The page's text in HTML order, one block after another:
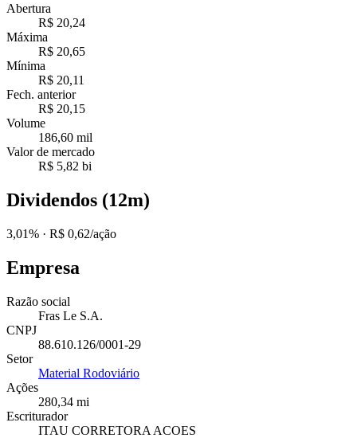
Abertura
R$ 20,24
Máxima
R$ 20,65
Mínima
R$ 20,11
Fech. anterior
R$ 20,15
Volume
186,60 mil
Valor de mercado
R$ 5,82 bi
Dividendos (12m)
3,01% · R$ 0,62/ação
Empresa
Razão social
Fras Le S.A.
CNPJ
88.610.126/0001-29
Setor
Material Rodoviário
Ações
280,34 mi
Escriturador
ITAU CORRETORA ACOES